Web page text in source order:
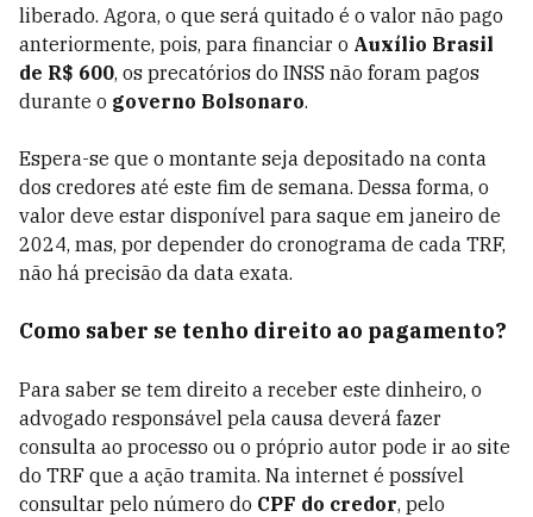
liberado. Agora, o que será quitado é o valor não pago
anteriormente, pois, para financiar o Auxílio Brasil
de R$ 600, os precatórios do INSS não foram pagos
durante o governo Bolsonaro.
Espera-se que o montante seja depositado na conta
dos credores até este fim de semana. Dessa forma, o
valor deve estar disponível para saque em janeiro de
2024, mas, por depender do cronograma de cada TRF,
não há precisão da data exata.
Como saber se tenho direito ao pagamento?
Para saber se tem direito a receber este dinheiro, o
advogado responsável pela causa deverá fazer
consulta ao processo ou o próprio autor pode ir ao site
do TRF que a ação tramita. Na internet é possível
consultar pelo número do CPF do credor, pelo